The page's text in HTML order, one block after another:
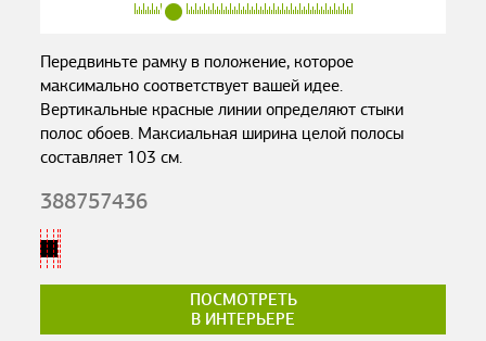
Передвиньте рамку в положение, которое
максимально соответствует вашей идее.
Вертикальные красные линии определяют стыки
полос обоев. Максиальная ширина целой полосы
составляет 103 см.
388757436
ПОСМОТРЕТЬ
В ИНТЕРЬЕРЕ